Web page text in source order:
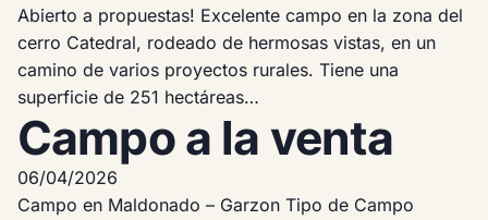
Abierto a propuestas! Excelente campo en la zona del
cerro Catedral, rodeado de hermosas vistas, en un
camino de varios proyectos rurales. Tiene una
superficie de 251 hectáreas…
Campo a la venta
06/04/2026
Campo en Maldonado – Garzon Tipo de Campo